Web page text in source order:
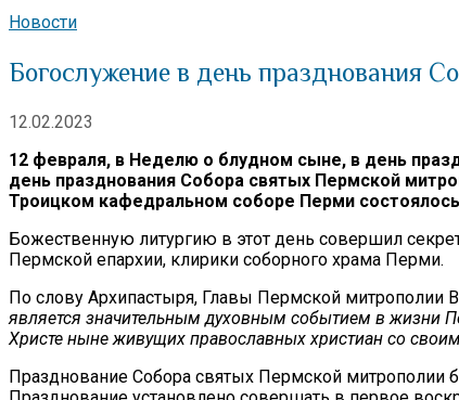
Новости
Богослужение в день празднования
12.02.2023
12 февраля, в Неделю о блудном сыне, в день
день празднования Собора святых Пермской
Троицком кафедральном соборе Перми
Божественную литургию в этот день совершил
Пермской епархии, клирики соборного храма Перми.
По слову Архипастыря, Главы Пермской митрополии
является значительным духовным событием в жизни
Христе ныне живущих православных христиан со
Празднование Собора святых Пермской митрополии